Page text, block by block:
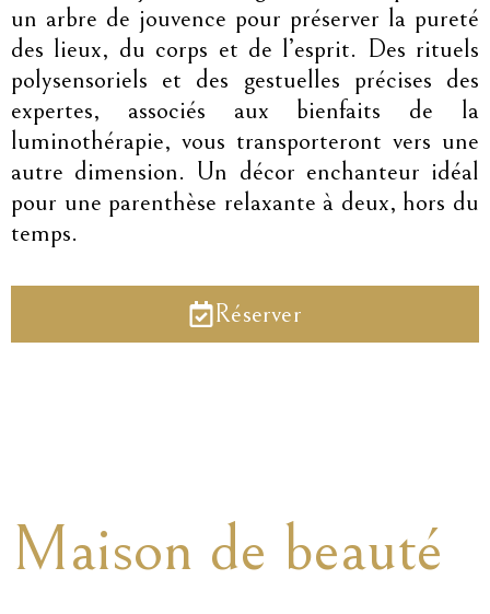
un arbre de jouvence pour préserver la pureté
des lieux, du corps et de l’esprit. Des rituels
polysensoriels et des gestuelles précises des
expertes, associés aux bienfaits de la
luminothérapie, vous transporteront vers une
autre dimension. Un décor enchanteur idéal
pour une parenthèse relaxante à deux, hors du
temps.
Réserver
Maison de beauté